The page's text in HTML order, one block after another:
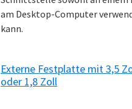
am Desktop-Computer
kann.
Externe Festplatte mit 3,5
oder 1,8 Zoll